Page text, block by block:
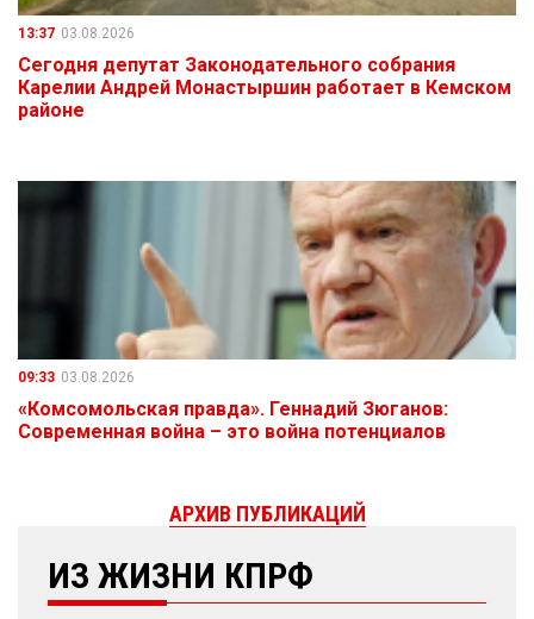
ИЗ ЖИЗНИ КПРФ
13:37 03.08.2026
Сегодня депутат Законодательного собрания
Карелии Андрей Монастыршин работает в Кемском
районе
09:33 03.08.2026
«Комсомольская правда». Геннадий Зюганов:
Современная война – это война потенциалов
АРХИВ ПУБЛИКАЦИЙ